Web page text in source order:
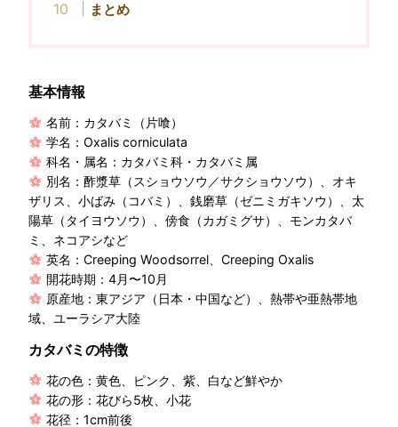
まとめ
基本情報
名前：カタバミ（片喰）
学名：Oxalis corniculata
科名・属名：カタバミ科・カタバミ属
別名：酢漿草（スショウソウ／サクショウソウ）、オキ
ザリス、小ばみ（コバミ）、銭磨草（ゼニミガキソウ）、太
陽草（タイヨウソウ）、傍食（カガミグサ）、モンカタバ
ミ、ネコアシなど
英名：Creeping Woodsorrel、Creeping Oxalis
開花時期：4月〜10月
原産地：東アジア（日本・中国など）、熱帯や亜熱帯地
域、ユーラシア大陸
カタバミの特徴
花の色：黄色、ピンク、紫、白など鮮やか
花の形：花びら5枚、小花
花径：1cm前後